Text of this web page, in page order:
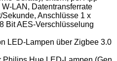
LAN, Datentransferrate
Anschlüsse 1 x
Bit AES-Verschlüsselung
LED-Lampen über Zigbee 3.0